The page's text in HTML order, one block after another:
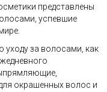
представлены
успевшие
уходу за волосами, как
окрашенных волос и